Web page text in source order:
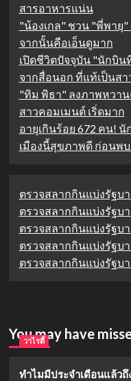
สารอาหารแน่น
"น้องเกล" ชวน "พี่พายุ"
จากนั้นคือเอ็นดูมาก
เปิดชีวิตปัจจุบัน "นักบิน
จากสื่อนอก ที่แท้เป็นสา
"ทิม พิธา" ลงภาพหวา
สาวคอมเมนต์ เริ่ดมาก
อายุเกินร้อย 672 คน!
เมืองนี้สุขภาพดี ก่อนพ
ตรวจสลากกินแบ่งรัฐบ
ตรวจสลากกินแบ่งรัฐบ
ตรวจสลากกินแบ่งรัฐบ
ตรวจสลากกินแบ่งรัฐบ
ตรวจสลากกินแบ่งรัฐบ
You may have
วาไรตี้
ทำไมมีประจำเดือนแล้วถึ